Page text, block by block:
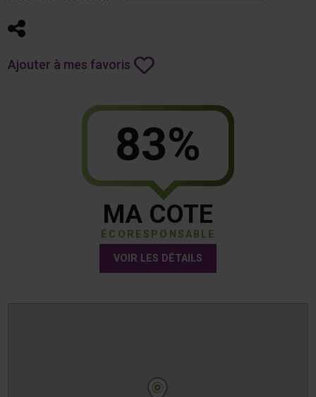
Partager
Ajouter à mes favoris
83%
MA COTE
ÉCORESPONSABLE
VOIR LES DÉTAILS